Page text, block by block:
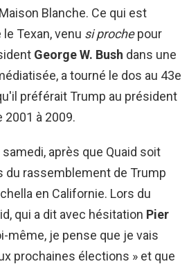
Blanche. Ce qui est
Texan, venu si prochepour
George W. Bush dans une
a tourné le dos au 43e
préférait Trump au président
2001 à 2009.
après que Quaid soit
du rassemblement de Trump
en Californie. Lors du
qui a dit avec hésitation Pier
même, je pense que je vais
prochaines élections » et que